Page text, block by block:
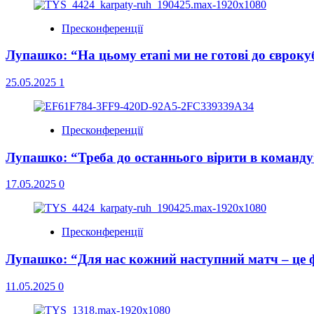
Пресконференції
Лупашко: “На цьому етапі ми не готові до
25.05.2025 1
Пресконференції
Лупашко: “Треба до останнього вірити в
17.05.2025 0
Пресконференції
Лупашко: “Для нас кожний наступний матч – це
11.05.2025 0